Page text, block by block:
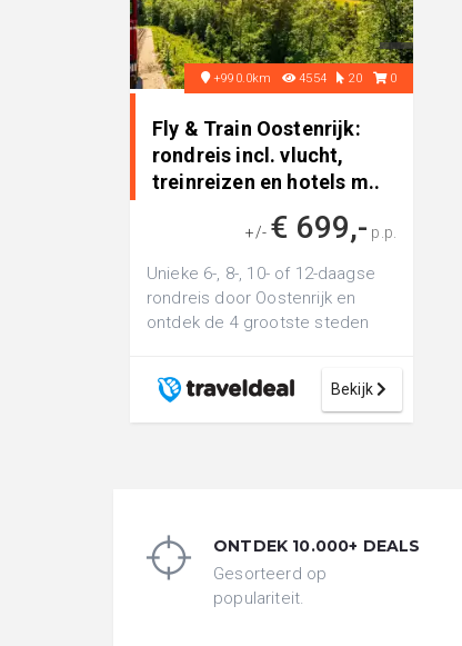
+990.0km 4554 20 0
Fly & Train Oostenrijk:
rondreis incl. vlucht,
treinreizen en hotels m..
+/- € 699,- p.p.
Unieke 6-, 8-, 10- of 12-daagse
rondreis door Oostenrijk en
ontdek de 4 grootste steden
Bekijk
ONTDEK 10.000+ DEALS
Gesorteerd op
populariteit.